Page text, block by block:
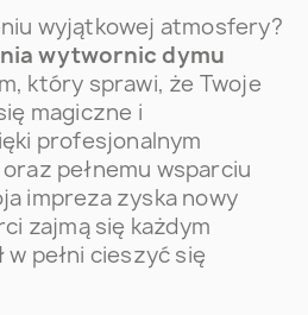
wyjątkowej atmosfery?
wytwornic dymu
który sprawi, że Twoje
magiczne i
profesjonalnym
pełnemu wsparciu
impreza zyska nowy
zajmą się każdym
w pełni cieszyć się